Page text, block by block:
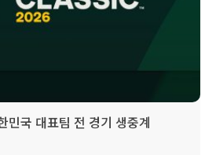
민국 대표팀 전 경기 생중계